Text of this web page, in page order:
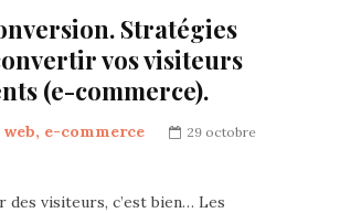
Stratégies
vos visiteurs
(e-commerce).
e-commerce
29 octobre
des visiteurs, c’est bien… Les